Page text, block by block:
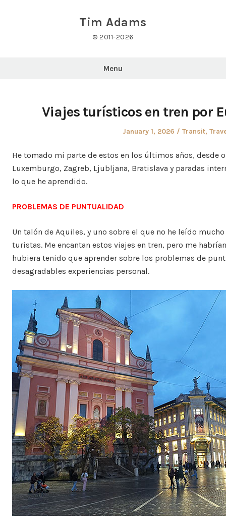
Tim Adams
© 2011-2026
Menu
Viajes turísticos en tren por
Posted
January 1, 2026
Posted
Transit,
He tomado mi parte de estos en los últimos años, desde
Luxemburgo, Zagreb, Ljubljana, Bratislava y paradas
lo que he aprendido.
PROBLEMAS DE PUNTUALIDAD
Un talón de Aquiles, y uno sobre el que no he leído
turistas. Me encantan estos viajes en tren, pero me
hubiera tenido que aprender sobre los problemas de
desagradables experiencias personal.